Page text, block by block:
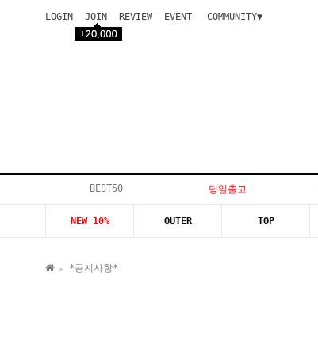
LOGIN JOIN REVIEW EVENT
COMMUNITY▼
입고지연
BEST50 당일출고
NEW 10% OUTER TOP
> *공지사항*